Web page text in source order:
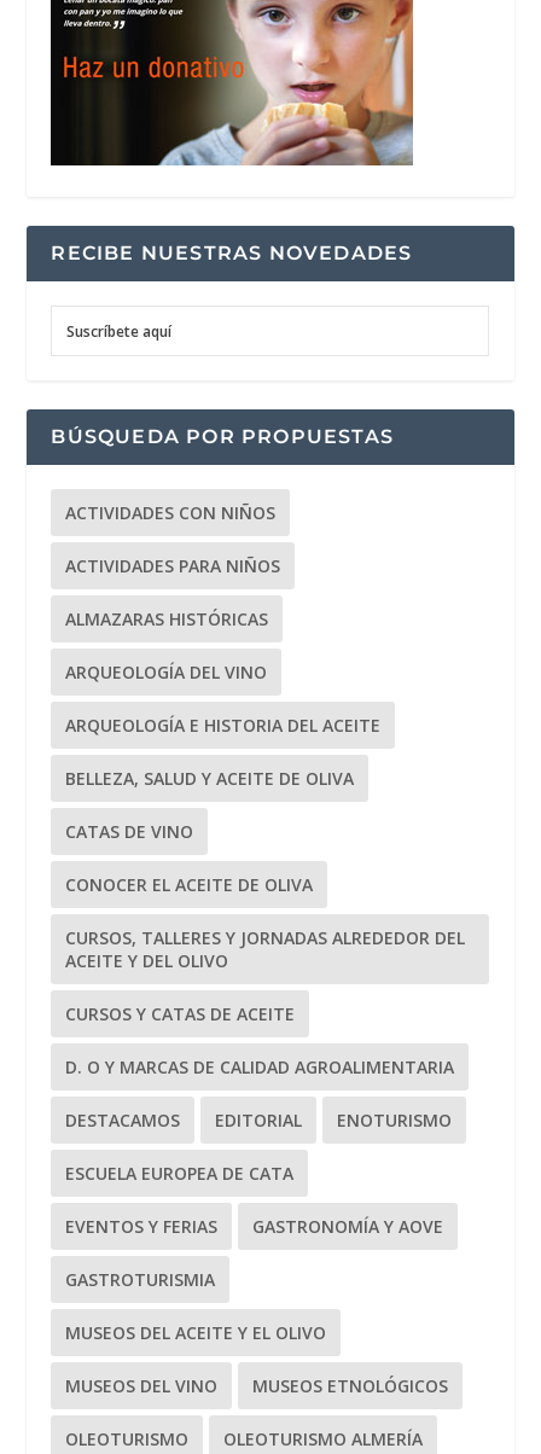
RECIBE NUESTRAS NOVEDADES
Suscríbete aquí
BÚSQUEDA POR PROPUESTAS
ACTIVIDADES CON NIÑOS
ACTIVIDADES PARA NIÑOS
ALMAZARAS HISTÓRICAS
ARQUEOLOGÍA DEL VINO
ARQUEOLOGÍA E HISTORIA DEL ACEITE
BELLEZA, SALUD Y ACEITE DE OLIVA
CATAS DE VINO
CONOCER EL ACEITE DE OLIVA
CURSOS, TALLERES Y JORNADAS ALREDEDOR DEL
ACEITE Y DEL OLIVO
CURSOS Y CATAS DE ACEITE
D. O Y MARCAS DE CALIDAD AGROALIMENTARIA
DESTACAMOS EDITORIAL ENOTURISMO
ESCUELA EUROPEA DE CATA
EVENTOS Y FERIAS GASTRONOMÍA Y AOVE
GASTROTURISMIA
MUSEOS DEL ACEITE Y EL OLIVO
MUSEOS DEL VINO MUSEOS ETNOLÓGICOS
OLEOTURISMO OLEOTURISMO ALMERÍA